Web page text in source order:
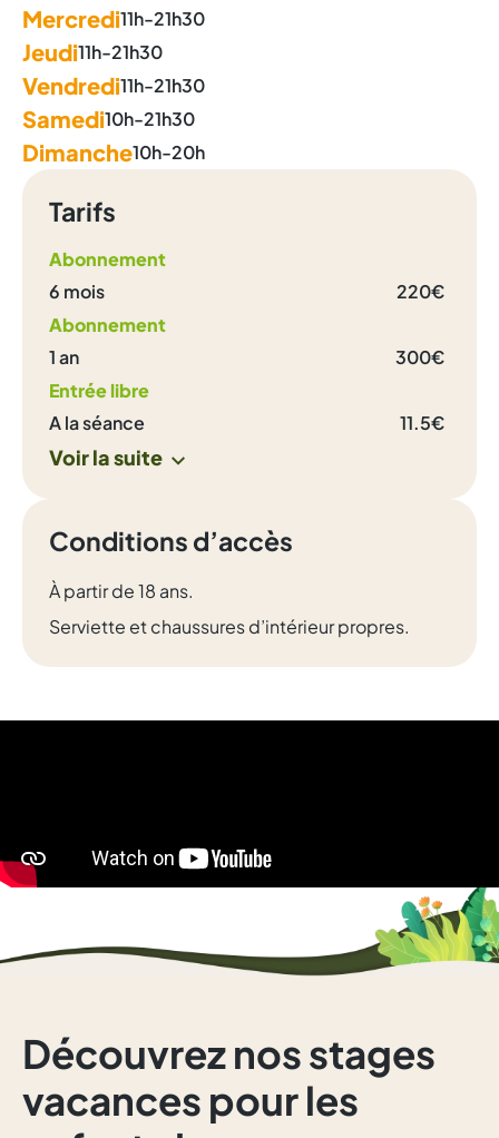
Mercredi11h-21h30
Jeudi11h-21h30
Vendredi11h-21h30
Samedi10h-21h30
Dimanche10h-20h
Tarifs
Abonnement
6 mois
220€
Abonnement
1 an
300€
Entrée libre
A la séance
11.5€
Voir la suite
Conditions d’accès
À partir de 18 ans.
Serviette et chaussures d’intérieur propres.
Découvrez nos stages
vacances pour les